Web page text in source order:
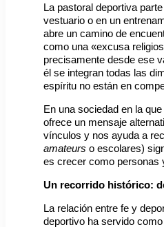
La pastoral deportiva
vestuario o en un
abre un camino de
como una «excusa
precisamente desde ese
él se integran todas las
espíritu no están en
En una sociedad en la
ofrece un mensaje
vínculos y nos ayuda a
amateurs o escolares)
es crecer como personas
Un recorrido histórico:
La relación entre fe y
deportivo ha servido